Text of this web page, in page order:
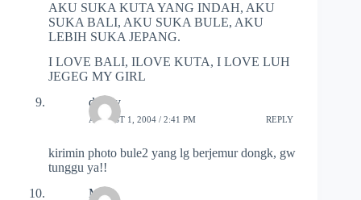
AKU SUKA KUTA YANG INDAH, AKU
SUKA BALI, AKU SUKA BULE, AKU
LEBIH SUKA JEPANG.
I LOVE BALI, ILOVE KUTA, I LOVE LUH
JEGEG MY GIRL
donny
AUGUST 1, 2004 / 2:41 PM REPLY
kirimin photo bule2 yang lg berjemur dongk, gw
tunggu ya!!
Mey